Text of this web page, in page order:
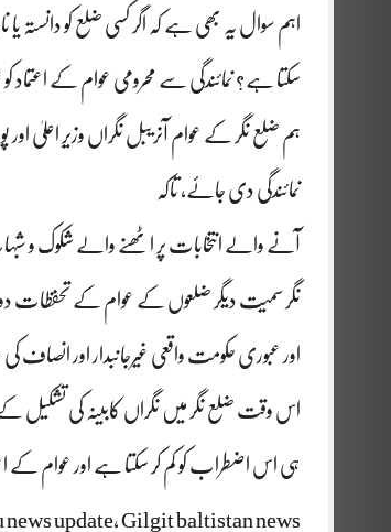
اہم سوال یہ بھی ہے کہ اگر کسی ضلع کو دانستہ یا
سکتا ہے؟ نمائندگی سے محرومی عوام کے اعتماد
ہم ضلع نگر کے عوام آنریبل نگراں وزیرِ اعلیٰ
نمائندگی دی جائے، تاکہ
آنے والے انتخابات پر اٹھنے والے شکوک و
نگر سمیت دیگر ضلعوں کے عوام کے تحفظات
اور عبوری حکومت واقعی غیرجانبدار اور انصاف
اس وقت ضلع نگر میں نگراں کابینہ کی تشکیل
ہی اس اضطراب کو کم کر سکتا ہے اور عوام کے
news update, Gilgit baltistan news